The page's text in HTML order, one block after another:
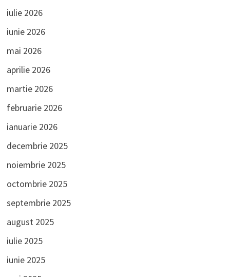
iulie 2026
iunie 2026
mai 2026
aprilie 2026
martie 2026
februarie 2026
ianuarie 2026
decembrie 2025
noiembrie 2025
octombrie 2025
septembrie 2025
august 2025
iulie 2025
iunie 2025